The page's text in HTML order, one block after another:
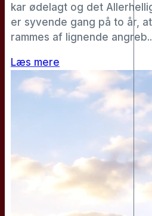
kar ødelagt og det
er syvende gang på to år,
rammes af lignende
Læs mere